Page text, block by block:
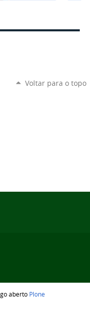
Voltar para o topo
aberto Plone